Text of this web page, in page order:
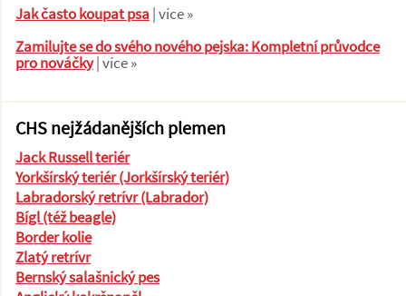
Jak často koupat psa| více »
Zamilujte se do svého nového pejska: Kompletní průvodce
pro nováčky| více »
CHS nejžádanějších plemen
Jack Russell teriér
Yorkšírský teriér (Jorkšírský teriér)
Labradorský retrívr (Labrador)
Bígl (též beagle)
Border kolie
Zlatý retrívr
Bernský salašnický pes